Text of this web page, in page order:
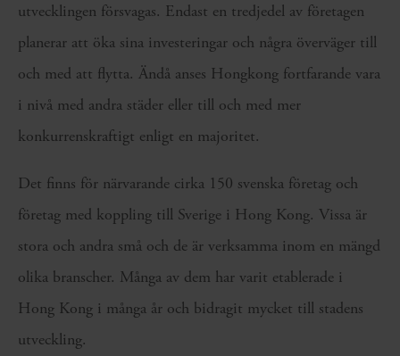
utvecklingen försvagas. Endast en tredjedel av företagen
planerar att öka sina investeringar och några överväger till
och med att flytta. Ändå anses Hongkong fortfarande vara
i nivå med andra städer eller till och med mer
konkurrenskraftigt enligt en majoritet.
Det finns för närvarande cirka 150 svenska företag och
företag med koppling till Sverige i Hong Kong. Vissa är
stora och andra små och de är verksamma inom en mängd
olika branscher. Många av dem har varit etablerade i
Hong Kong i många år och bidragit mycket till stadens
utveckling.